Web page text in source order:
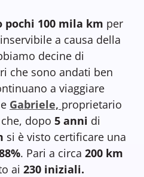
pochi 100 mila km per
a causa della
decine di
che sono andati ben
a viaggiare
Gabriele, proprietario
dopo 5 anni di
si è visto certificare una
. Pari a circa 200 km
ai 230 iniziali.